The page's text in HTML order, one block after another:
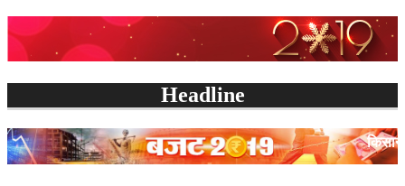
Headline
किसान मजदूरों और कर्मचारियों